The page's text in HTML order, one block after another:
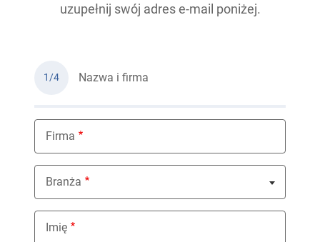
uzupełnij swój adres e-mail poniżej.
1/4 Nazwa i firma
Firma
Branża
Nothing selected
Imię